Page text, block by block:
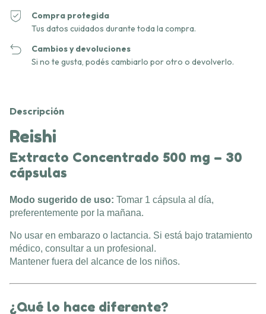
Compra protegida
Tus datos cuidados durante toda la compra.
Cambios y devoluciones
Si no te gusta, podés cambiarlo por otro o devolverlo.
Descripción
Reishi
Extracto Concentrado 500 mg – 30
cápsulas
Modo sugerido de uso: Tomar 1 cápsula al día,
preferentemente por la mañana.
No usar en embarazo o lactancia. Si está bajo tratamiento
médico, consultar a un profesional.
Mantener fuera del alcance de los niños.
¿Qué lo hace diferente?